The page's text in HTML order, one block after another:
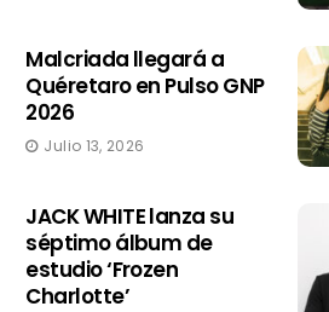
Malcriada llegará a
Quéretaro en Pulso GNP
2026
Julio 13, 2026
JACK WHITE lanza su
séptimo álbum de
estudio ‘Frozen
Charlotte’